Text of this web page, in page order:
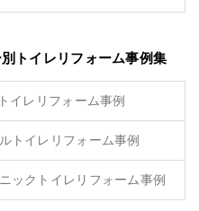
トイレリフォーム事例集
イレリフォーム事例
トイレリフォーム事例
ックトイレリフォーム事例